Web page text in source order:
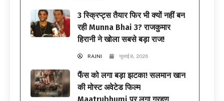
3 स्क्रिप्ट्स तैयार फिर भी क्यों नहीं बन
रही Munna Bhai 3? राजकुमार
हिरानी ने खोला सबसे बड़ा राज!
RAJNI जुलाई 8, 2026
फैंस को लगा बड़ा झटका! सलमान खान
की मोस्ट अवेटेड फिल्म